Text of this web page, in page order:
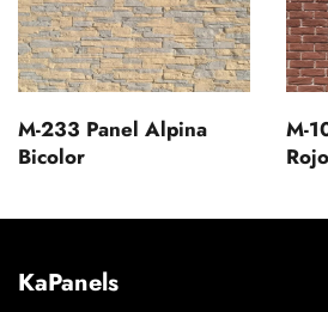
M-233 Panel Alpina
Bicolor
M-
Rojo
KaPanels